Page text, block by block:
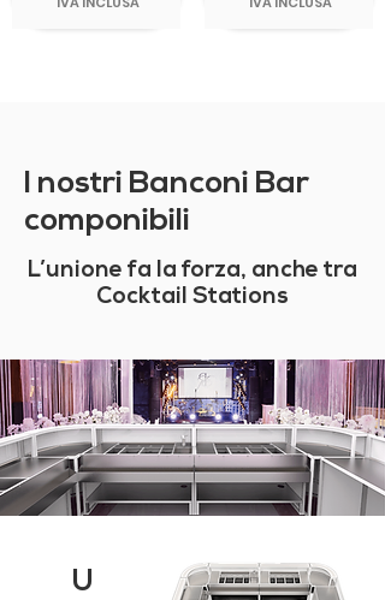
I nostri Banconi Bar
componibili
L’unione fa la forza, anche tra
Cocktail Stations
U